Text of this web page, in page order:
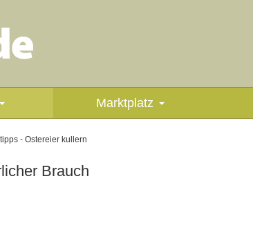
Marktplatz
- Ostereier kullern
Brauch